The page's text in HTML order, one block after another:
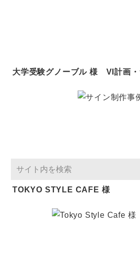
大学受験グノーブル 様 VI計画・
TOKYO STYLE CAFE 様